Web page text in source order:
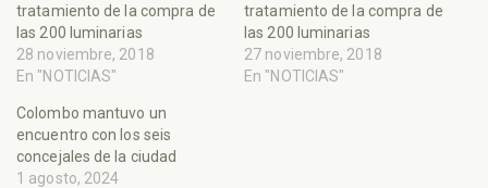
tratamiento de la compra de
las 200 luminarias
28 noviembre, 2018
En "NOTICIAS"
tratamiento de la compra de
las 200 luminarias
27 noviembre, 2018
En "NOTICIAS"
Colombo mantuvo un
encuentro con los seis
concejales de la ciudad
1 agosto, 2024